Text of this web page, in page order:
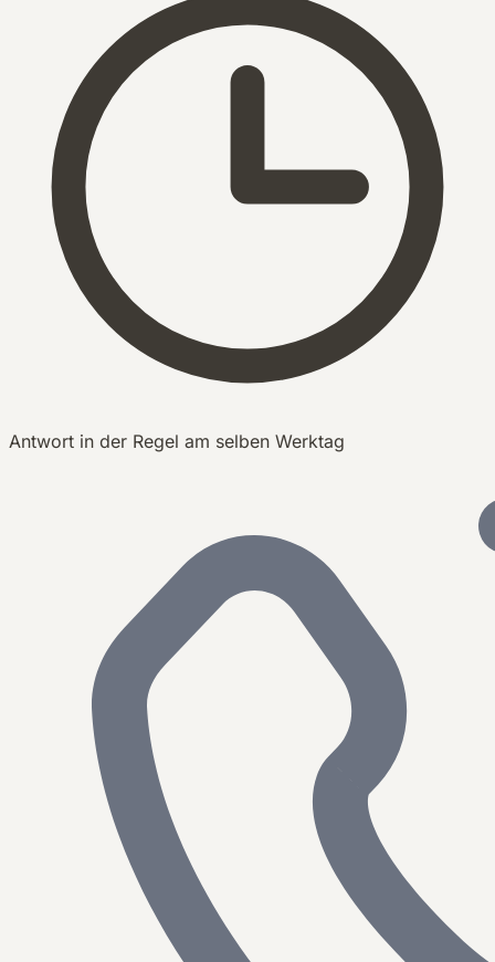
Antwort in der Regel am selben Werktag